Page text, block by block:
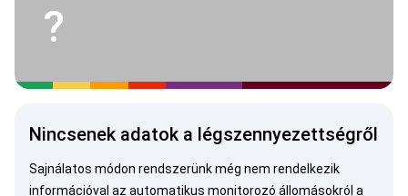
?
Nincsenek adatok a légszennyezettségről
Sajnálatos módon rendszerünk még nem rendelkezik
információval az automatikus monitorozó állomásokról a